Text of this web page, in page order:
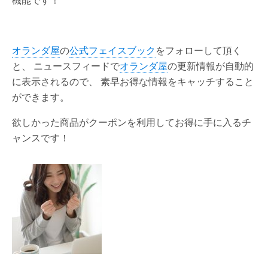
オランダ屋の公式フェイスブックをフォローして頂く
と、 ニュースフィードでオランダ屋の更新情報が自動的
に表示されるので、 素早お得な情報をキャッチすること
ができます。
欲しかった商品がクーポンを利用してお得に手に入るチ
ャンスです！